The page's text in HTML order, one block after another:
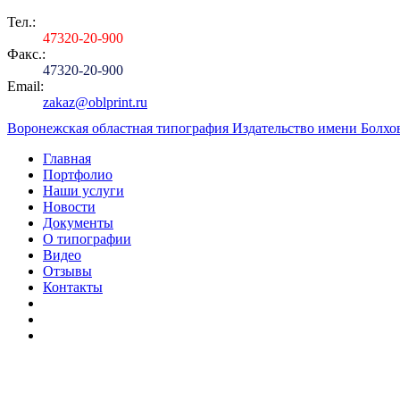
Тел.:
47320-20-900
Факс.:
47320-20-900
Email:
zakaz@oblprint.ru
Воронежская областная типография Издательство имени
Главная
Портфолио
Наши услуги
Новости
Документы
О типографии
Видео
Отзывы
Контакты